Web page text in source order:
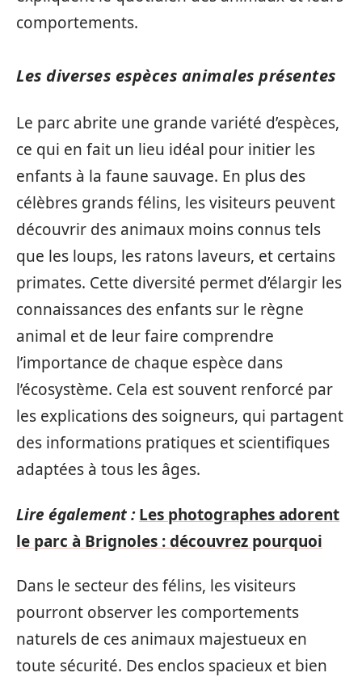
comportements.
Les diverses espèces animales présentes
Le parc abrite une grande variété d’espèces,
ce qui en fait un lieu idéal pour initier les
enfants à la faune sauvage. En plus des
célèbres grands félins, les visiteurs peuvent
découvrir des animaux moins connus tels
que les loups, les ratons laveurs, et certains
primates. Cette diversité permet d’élargir les
connaissances des enfants sur le règne
animal et de leur faire comprendre
l’importance de chaque espèce dans
l’écosystème. Cela est souvent renforcé par
les explications des soigneurs, qui partagent
des informations pratiques et scientifiques
adaptées à tous les âges.
Lire également : Les photographes adorent
le parc à Brignoles : découvrez pourquoi
Dans le secteur des félins, les visiteurs
pourront observer les comportements
naturels de ces animaux majestueux en
toute sécurité. Des enclos spacieux et bien